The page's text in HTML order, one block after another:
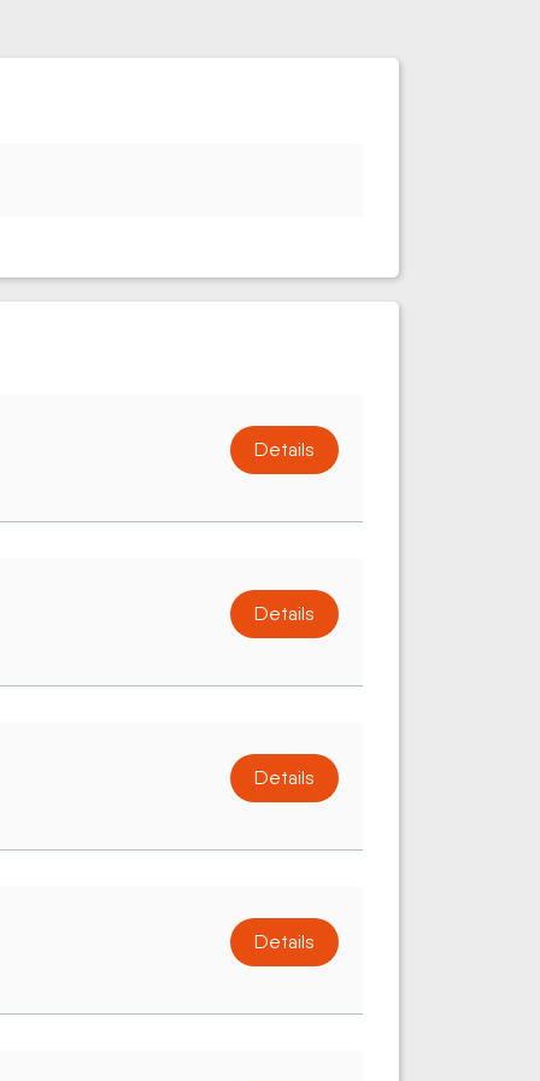
Details
Details
Details
Details